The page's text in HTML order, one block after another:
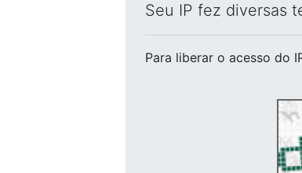
Seu IP fez diversas
Para liberar o acesso do